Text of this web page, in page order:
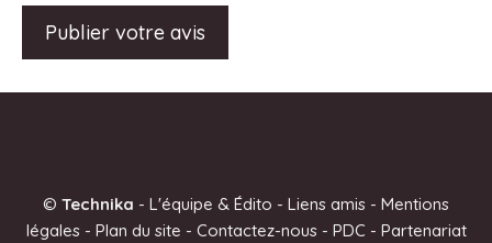
© Technika - L'équipe & Édito - Liens amis - Mentions
légales- Plan du site - Contactez-nous- PDC - Partenariat